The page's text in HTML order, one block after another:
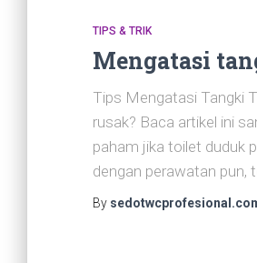
TIPS & TRIK
Mengatasi
Tips Mengatasi Tangki
rusak? Baca artikel ini
paham jika toilet duduk
dengan perawatan pun,
By